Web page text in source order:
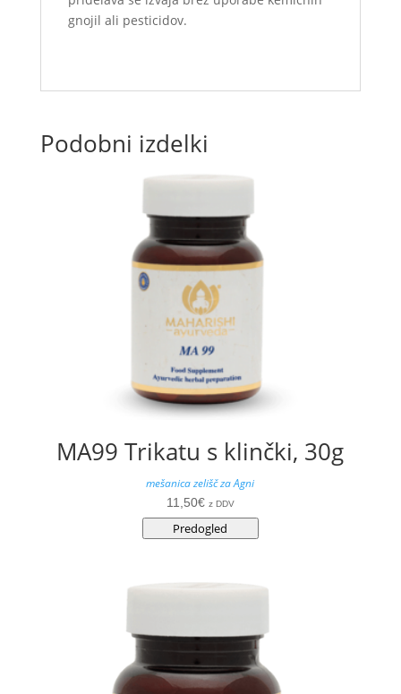
gnojil ali pesticidov.
Podobni izdelki
MA99 Trikatu s klinčki, 30g
mešanica zelišč za Agni
11,50€ z DDV
Predogled